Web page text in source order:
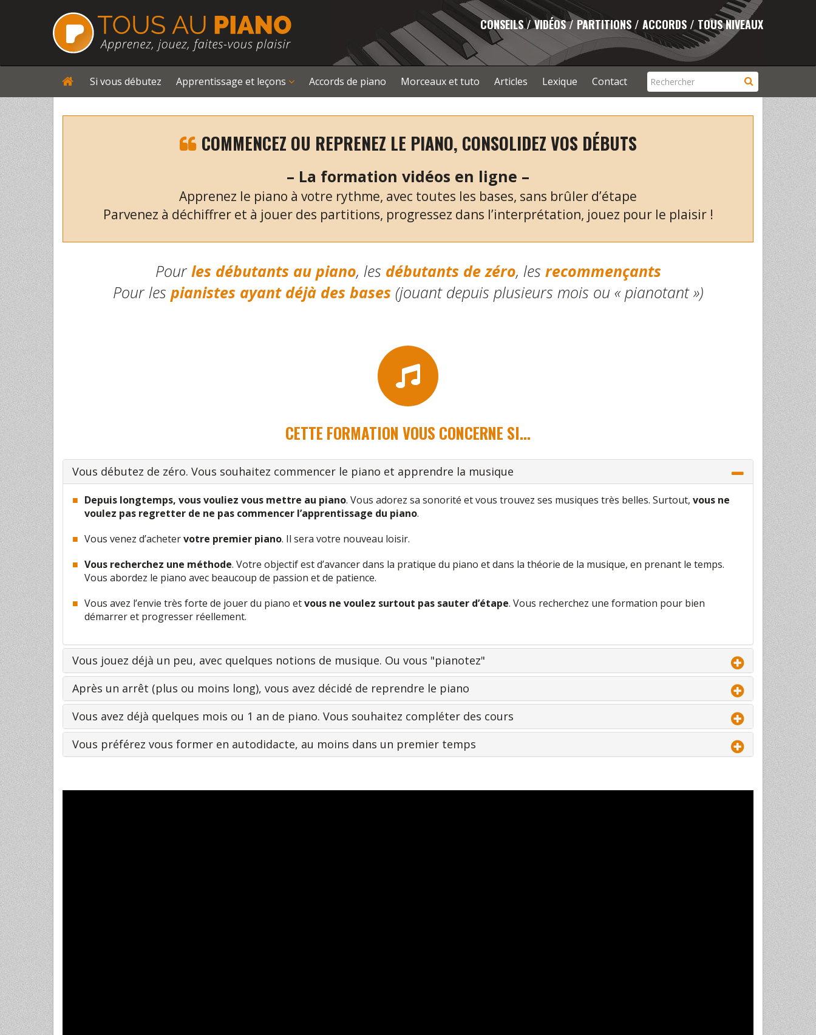
CONSEILS / VIDÉOS / PARTITIONS / ACCORDS / TOUS NIVEAUX
Si vous débutez Apprentissage et leçons Accords de piano Morceaux et tuto Articles Lexique Contact
COMMENCEZ OU REPRENEZ LE PIANO, CONSOLIDEZ VOS DÉBUTS
– La formation vidéos en ligne –
Apprenez le piano à votre rythme, avec toutes les bases, sans brûler d’étape
Parvenez à déchiffrer et à jouer des partitions, progressez dans l’interprétation, jouez pour le plaisir !
Pour les débutants au piano, les débutants de zéro, les recommençants
Pour les pianistes ayant déjà des bases(jouant depuis plusieurs mois ou « pianotant »)
CETTE FORMATION VOUS CONCERNE SI...
Vous débutez de zéro. Vous souhaitez commencer le piano et apprendre la musique
Depuis longtemps, vous vouliez vous mettre au piano. Vous adorez sa sonorité et vous trouvez ses musiques très belles. Surtout, vous ne
voulez pas regretter de ne pas commencer l’apprentissage du piano.
Vous venez d’achetervotre premier piano. Il sera votre nouveau loisir.
Vous recherchez une méthode. Votre objectif est d’avancer dans la pratique du piano et dans la théorie de la musique, en prenant le temps.
Vous abordez le piano avec beaucoup de passion et de patience.
Vous avez l’envie très forte de jouer du piano etvous ne voulez surtout pas sauter d’étape. Vous recherchez une formation pour bien
démarrer et progresser réellement.
Vous jouez déjà un peu, avec quelques notions de musique. Ou vous "pianotez"
Après un arrêt (plus ou moins long), vous avez décidé de reprendre le piano
Vous avez déjà quelques mois ou 1 an de piano. Vous souhaitez compléter des cours
Vous préférez vous former en autodidacte, au moins dans un premier temps